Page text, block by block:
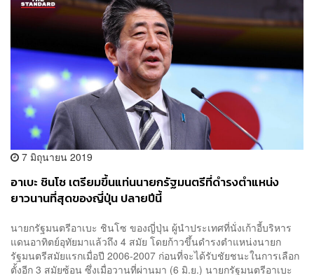
7 มิถุนายน 2019
อาเบะ ชินโซ เตรียมขึ้นแท่นนายกรัฐมนตรีที่ดำรงตำแหน่ง
ยาวนานที่สุดของญี่ปุ่น ปลายปีนี้
นายกรัฐมนตรีอาเบะ ชินโซ ของญี่ปุ่น ผู้นำประเทศที่นั่งเก้าอี้บริหาร
แดนอาทิตย์อุทัยมาแล้วถึง 4 สมัย โดยก้าวขึ้นดำรงตำแหน่งนายก
รัฐมนตรีสมัยแรกเมื่อปี 2006-2007 ก่อนที่จะได้รับชัยชนะในการเลือก
ตั้งอีก 3 สมัยซ้อน ซึ่งเมื่อวานที่ผ่านมา (6 มิ.ย.) นายกรัฐมนตรีอาเบะ